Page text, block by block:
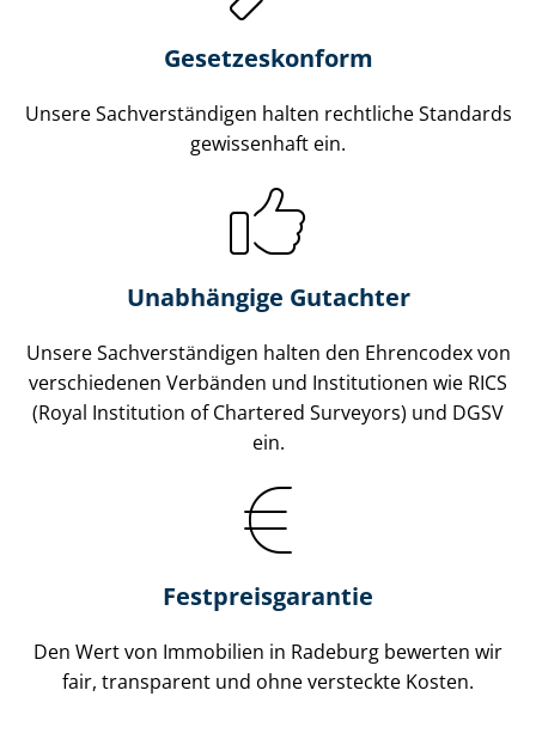
Gesetzes­konform
Unsere Sach­ver­stän­di­gen halten rechtliche Standards
gewissenhaft ein.
Unabhängige Gutachter
Unsere Sach­ver­stän­di­gen halten den Ehrencodex von
verschiedenen Verbänden und Institutionen wie RICS
(Royal Institution of Chartered Surveyors) und DGSV
ein.
Festpreis​garantie
Den Wert von Immobilien in Radeburg bewerten wir
fair, transparent und ohne versteckte Kosten.